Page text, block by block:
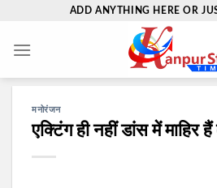
content
ADD ANYTHING HERE OR
मनोरंजन
एक्टिंग ही नहीं डांस में माहिर हैं